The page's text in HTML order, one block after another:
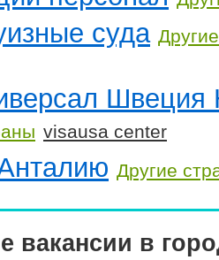
суда
Швеция
visausa center
Другие
вакансии в